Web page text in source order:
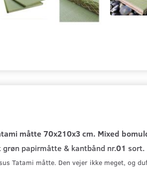
måtte 70x210x3 cm. Mixed
papirmåtte & kantbånd nr.01 sort.
Tatami måtte. Den vejer ikke meget, og